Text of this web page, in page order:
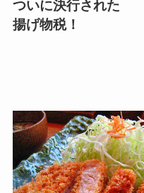
ついに決行された
揚げ物税！